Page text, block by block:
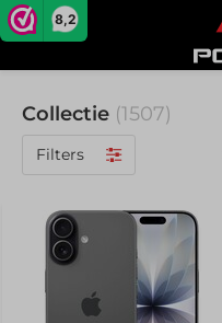
8,2
Collectie (1507)
Filters